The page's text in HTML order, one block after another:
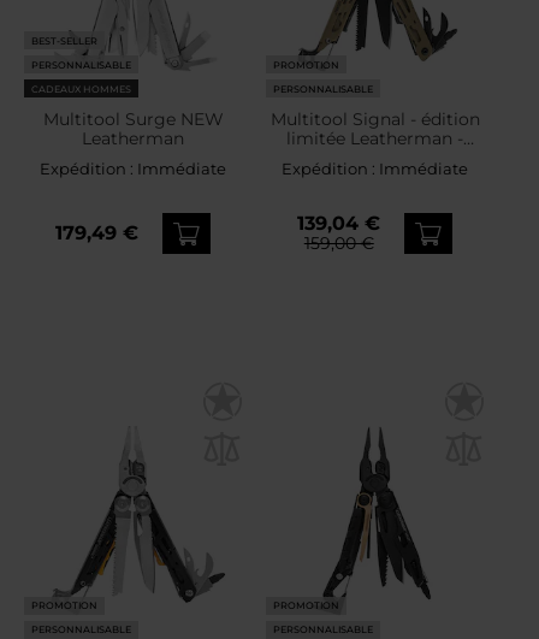
BEST-SELLER
PERSONNALISABLE
CADEAUX HOMMES
Multitool Surge NEW
Leatherman
Expédition : Immédiate
179,49 €
PROMOTION
PERSONNALISABLE
Multitool Signal - édition
limitée Leatherman -
Coyote
Expédition : Immédiate
139,04 €
159,00 €
PROMOTION
PERSONNALISABLE
PROMOTION
PERSONNALISABLE